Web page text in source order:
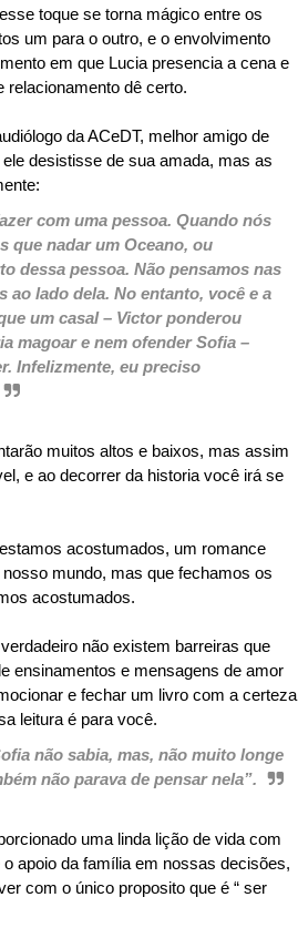
toque se torna mágico entre os
um para o outro, e o envolvimento
em que Lucia presencia a cena e
dê certo.
da ACeDT, melhor amigo de
desistisse de sua amada, mas as
com uma pessoa. Quando nós
que nadar um Oceano, ou
dessa pessoa. Não pensamos nas
ao lado dela. No entanto, você e a
um casal – Victor ponderou
magoar e nem ofender Sofia –
Infelizmente, eu preciso
muitos altos e baixos, mas assim
e ao decorrer da historia você irá se
acostumados, um romance
mundo, mas que fechamos os
acostumados.
não existem barreiras que
ensinamentos e mensagens de amor
e fechar um livro com a certeza
leitura é para você.
não sabia, mas, não muito longe
não parava de pensar nela”.
uma linda lição de vida com
apoio da família em nossas decisões,
com o único proposito que é “ ser